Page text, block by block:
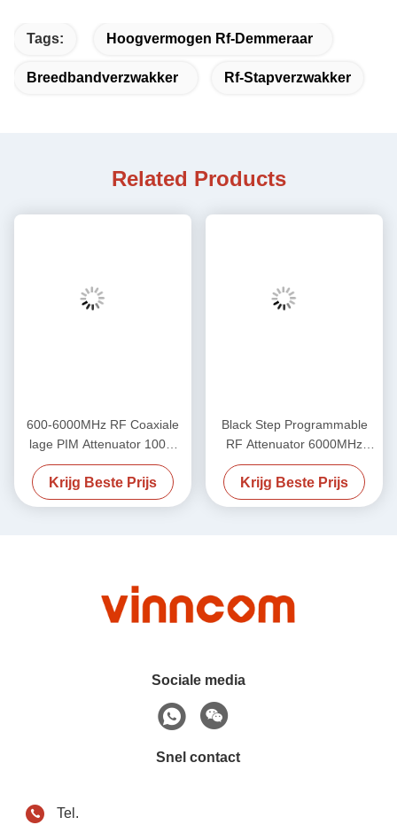
Tags: Hoogvermogen Rf-Demmeraar
Breedbandverzwakker Rf-Stapverzwakker
Related Products
600-6000MHz RF Coaxiale
lage PIM Attenuator 100W
Man tot Vrouw
Krijg Beste Prijs
Black Step Programmable
RF Attenuator 6000MHz
-155dbc 50W
Krijg Beste Prijs
Sociale media
Snel contact
Tel.